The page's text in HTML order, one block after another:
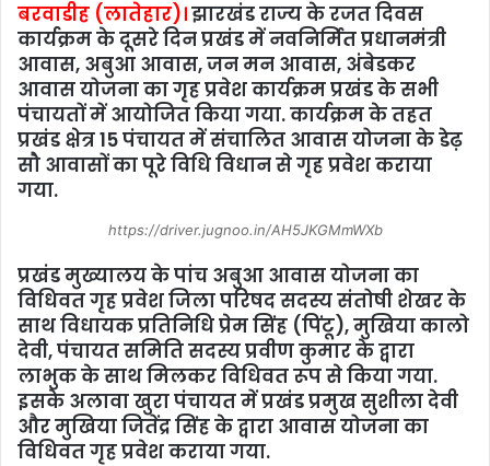
बरवाडीह (लातेहार)।झारखंड राज्य के रजत दिवस
कार्यक्रम के दूसरे दिन प्रखंड में नवनिर्मित प्रधानमंत्री
आवास, अबुआ आवास, जन मन आवास, अंबेडकर
आवास योजना का गृह प्रवेश कार्यक्रम प्रखंड के सभी
पंचायतों में आयोजित किया गया. कार्यक्रम के तहत
प्रखंड क्षेत्र 15 पंचायत में संचालित आवास योजना के डेढ़
सौ आवासों का पूरे विधि विधान से गृह प्रवेश कराया
गया.
https://driver.jugnoo.in/AH5JKGMmWXb
प्रखंड मुख्यालय के पांच अबुआ आवास योजना का
विधिवत गृह प्रवेश जिला परिषद सदस्य संतोषी शेखर के
साथ विधायक प्रतिनिधि प्रेम सिंह (पिंटू), मुखिया कालो
देवी, पंचायत समिति सदस्य प्रवीण कुमार के द्वारा
लाभुक के साथ मिलकर विधिवत रूप से किया गया.
इसके अलावा खुरा पंचायत में प्रखंड प्रमुख सुशीला देवी
और मुखिया जितेंद्र सिंह के द्वारा आवास योजना का
विधिवत गृह प्रवेश कराया गया.